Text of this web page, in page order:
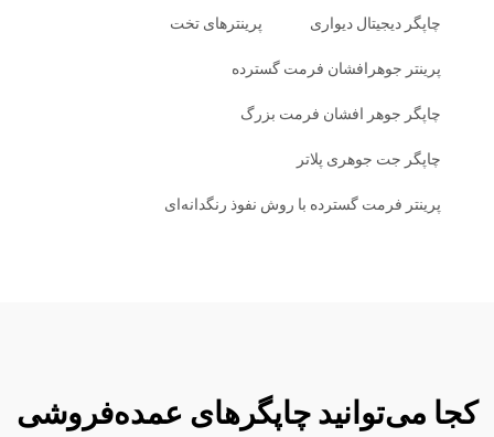
چاپگر دیجیتال دیواری پرینترهای تخت
پرینتر جوهرافشان فرمت گسترده
چاپگر جوهر افشان فرمت بزرگ
چاپگر جت جوهری پلاتر
پرینتر فرمت گسترده با روش نفوذ رنگدانه‌ای
کجا می‌توانید چاپگرهای عمده‌فروشی